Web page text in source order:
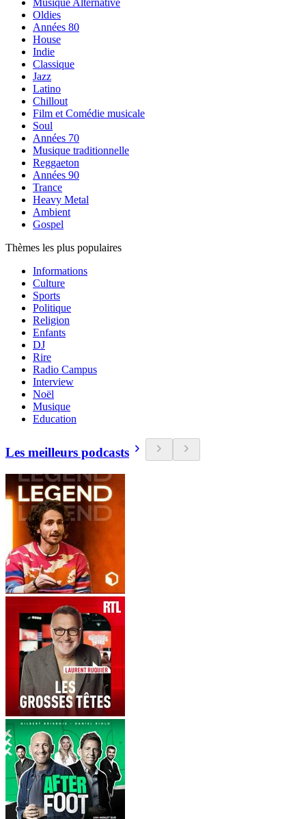
Musique Alternative
Oldies
Années 80
House
Indie
Classique
Jazz
Latino
Chillout
Film et Comédie musicale
Soul
Années 70
Musique traditionnelle
Reggaeton
Années 90
Trance
Heavy Metal
Ambient
Gospel
Thèmes les plus populaires
Informations
Culture
Sports
Politique
Religion
Enfants
DJ
Rire
Radio Campus
Interview
Noël
Musique
Education
Les meilleurs podcasts